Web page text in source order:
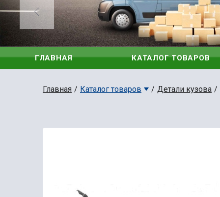
ГЛАВНАЯ КАТАЛОГ ТОВАРОВ
Главная Каталог товаров Детали кузова